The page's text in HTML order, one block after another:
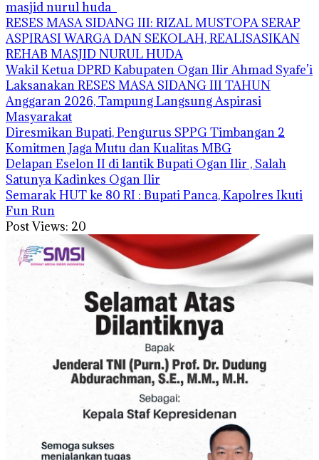
RESES MASA SIDANG III: RIZAL MUSTOPA SERAP
ASPIRASI WARGA DAN SEKOLAH, REALISASIKAN
REHAB MASJID NURUL HUDA
Wakil Ketua DPRD Kabupaten Ogan Ilir Ahmad Syafe’i
Laksanakan RESES MASA SIDANG III TAHUN
Anggaran 2026, Tampung Langsung Aspirasi
Masyarakat
Diresmikan Bupati, Pengurus SPPG Timbangan 2
Komitmen Jaga Mutu dan Kualitas MBG
Delapan Eselon II di lantik Bupati Ogan Ilir , Salah
Satunya Kadinkes Ogan Ilir
Semarak HUT ke 80 RI : Bupati Panca, Kapolres Ikuti
Fun Run
Post Views: 20